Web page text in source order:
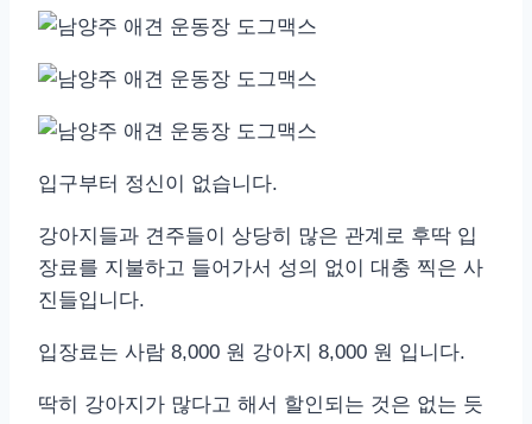
입구부터 정신이 없습니다.
강아지들과 견주들이 상당히 많은 관계로 후딱 입
장료를 지불하고 들어가서 성의 없이 대충 찍은 사
진들입니다.
입장료는 사람 8,000 원 강아지 8,000 원 입니다.
딱히 강아지가 많다고 해서 할인되는 것은 없는 듯